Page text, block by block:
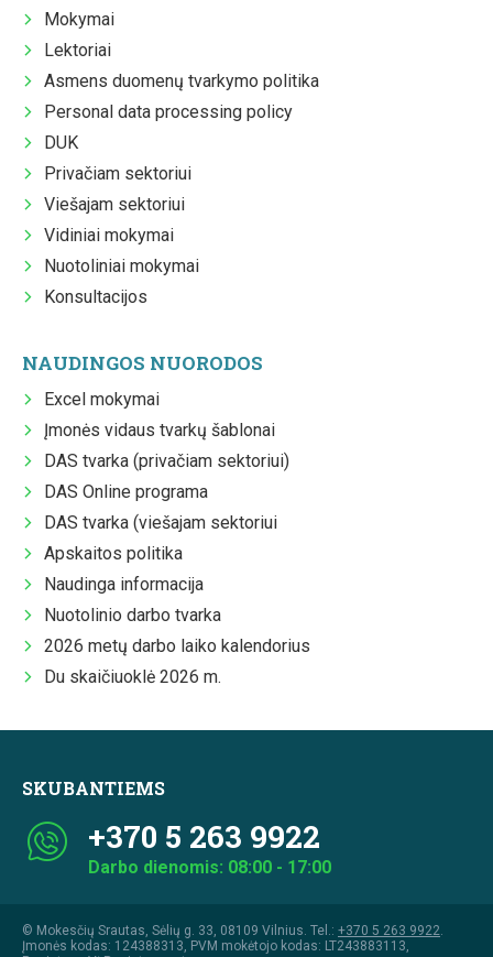
Mokymai
Lektoriai
Asmens duomenų tvarkymo politika
Personal data processing policy
DUK
Privačiam sektoriui
Viešajam sektoriui
Vidiniai mokymai
Nuotoliniai mokymai
Konsultacijos
NAUDINGOS NUORODOS
Excel mokymai
Įmonės vidaus tvarkų šablonai
DAS tvarka (privačiam sektoriui)
DAS Online programa
DAS tvarka (viešajam sektoriui
Apskaitos politika
Naudinga informacija
Nuotolinio darbo tvarka
2026 metų darbo laiko kalendorius
Du skaičiuoklė 2026 m.
SKUBANTIEMS
+370 5 263 9922
Darbo dienomis: 08:00 - 17:00
© Mokesčių Srautas, Sėlių g. 33, 08109 Vilnius. Tel.: +370 5 263 9922.
Įmonės kodas: 124388313, PVM mokėtojo kodas: LT243883113,